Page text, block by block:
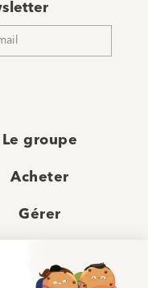
Le groupe
Acheter
Gérer